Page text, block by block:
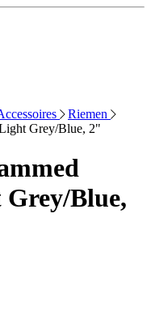
Riemen
Grey/Blue, 2"
Blue,